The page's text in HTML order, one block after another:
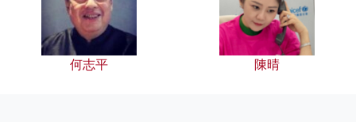
何志平 陳晴